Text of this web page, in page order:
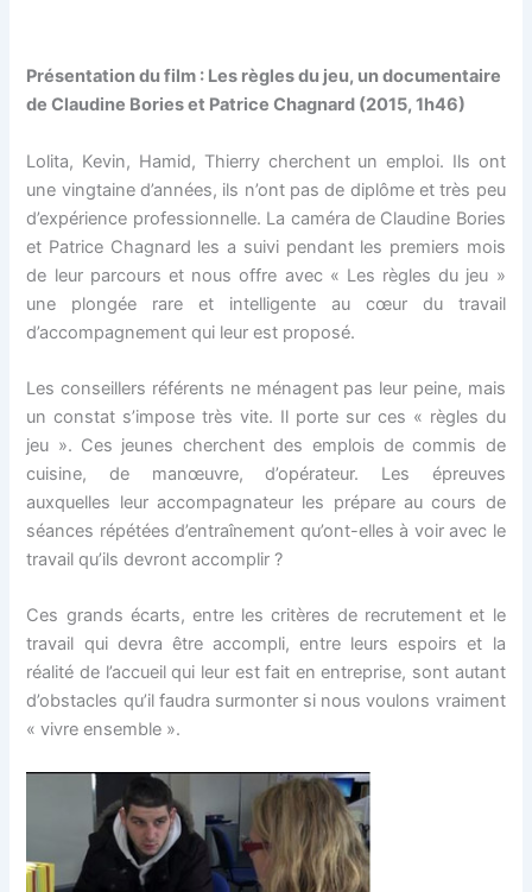
Présentation du film : Les règles du jeu, un documentaire
de Claudine Bories et Patrice Chagnard (2015, 1h46)
Lolita, Kevin, Hamid, Thierry cherchent un emploi. Ils ont
une vingtaine d’années, ils n’ont pas de diplôme et très peu
d’expérience professionnelle. La caméra de Claudine Bories
et Patrice Chagnard les a suivi pendant les premiers mois
de leur parcours et nous offre avec « Les règles du jeu »
une plongée rare et intelligente au cœur du travail
d’accompagnement qui leur est proposé.
Les conseillers référents ne ménagent pas leur peine, mais
un constat s’impose très vite. Il porte sur ces « règles du
jeu ». Ces jeunes cherchent des emplois de commis de
cuisine, de manœuvre, d’opérateur. Les épreuves
auxquelles leur accompagnateur les prépare au cours de
séances répétées d’entraînement qu’ont-elles à voir avec le
travail qu’ils devront accomplir ?
Ces grands écarts, entre les critères de recrutement et le
travail qui devra être accompli, entre leurs espoirs et la
réalité de l’accueil qui leur est fait en entreprise, sont autant
d’obstacles qu’il faudra surmonter si nous voulons vraiment
« vivre ensemble ».